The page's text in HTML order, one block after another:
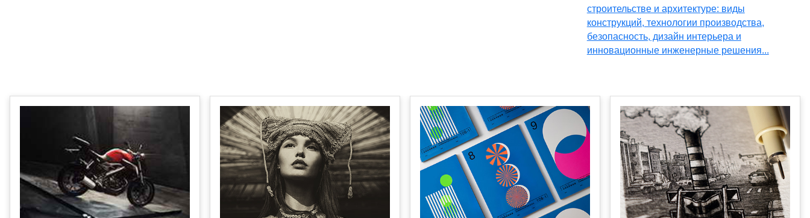
строительстве и архитектуре: виды
конструкций, технологии производства,
безопасность, дизайн интерьера и
инновационные инженерные решения...